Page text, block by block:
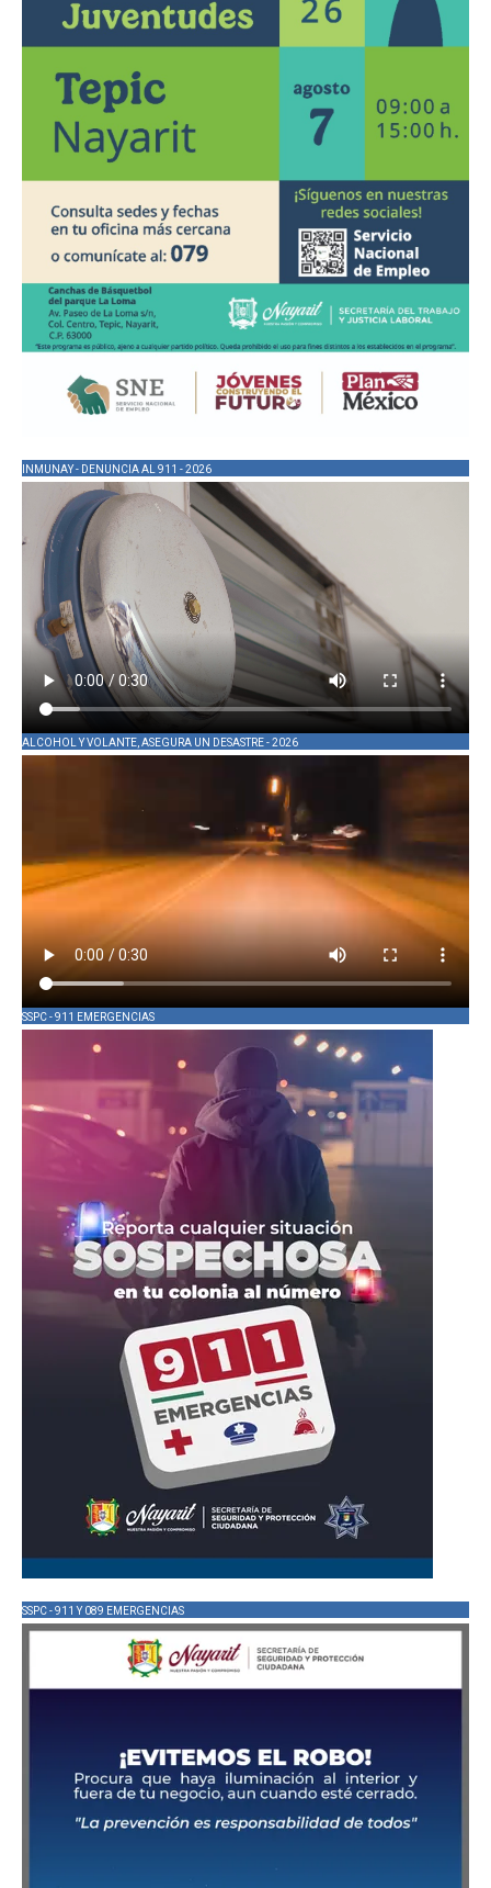
INMUNAY - DENUNCIA AL 911 - 2026
ALCOHOL Y VOLANTE, ASEGURA UN DESASTRE - 2026
SSPC - 911 EMERGENCIAS
SSPC - 911 Y 089 EMERGENCIAS